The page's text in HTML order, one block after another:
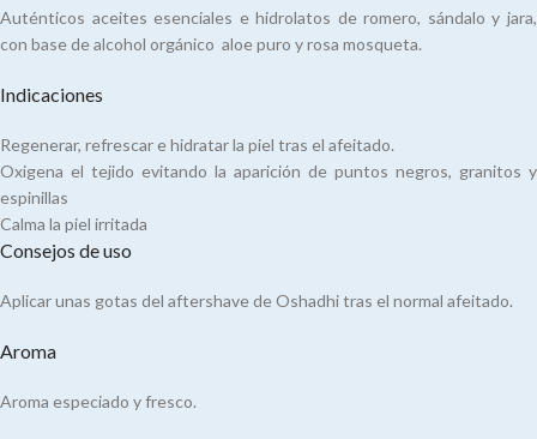
Auténticos aceites esenciales e hidrolatos de romero, sándalo y jara,
con base de alcohol orgánico aloe puro y rosa mosqueta.
Indicaciones
Regenerar, refrescar e hidratar la piel tras el afeitado.
Oxigena el tejido evitando la aparición de puntos negros, granitos y
espinillas
Calma la piel irritada
Consejos de uso
Aplicar unas gotas del aftershave de Oshadhi tras el normal afeitado.
Aroma
Aroma especiado y fresco.